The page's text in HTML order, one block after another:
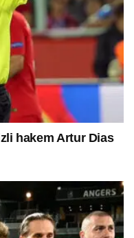
hakem Artur Dias